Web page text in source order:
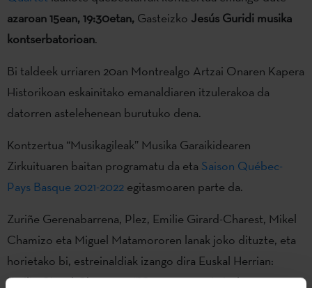
azaroan 15ean, 19:30etan, Gasteizko Jesús Guridi musika
kontserbatorioan.
Bi taldeek urriaren 20an Montrealgo Artzai Onaren Kapera
Historikoan eskainitako emanaldiaren itzulerakoa da
datorren astelehenean burutuko dena.
Kontzertua “Musikagileak” Musika Garaikidearen
Zirkuituaren baitan programatu da eta Saison Québec-
Pays Basque 2021-2022 egitasmoaren parte da.
Zuriñe Gerenabarrena, Plez, Emilie Girard-Charest, Mikel
Chamizo eta Miguel Matamororen lanak joko dituzte, eta
horietako bi, estreinaldiak izango dira Euskal Herrian:
Emilie Girard-Charesten “"Quantum statistical zero